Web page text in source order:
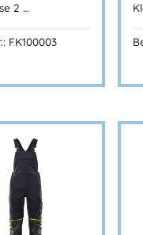
2 …
FK100003